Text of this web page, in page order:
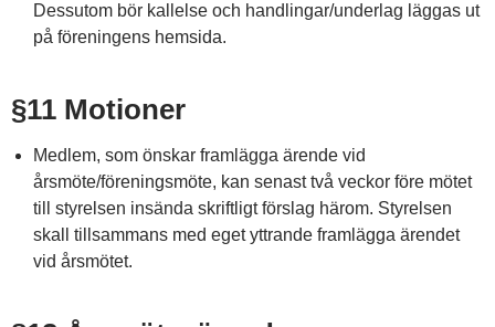
Dessutom bör kallelse och handlingar/underlag läggas ut
på föreningens hemsida.
§11 Motioner
Medlem, som önskar framlägga ärende vid
årsmöte/föreningsmöte, kan senast två veckor före mötet
till styrelsen insända skriftligt förslag härom. Styrelsen
skall tillsammans med eget yttrande framlägga ärendet
vid årsmötet.